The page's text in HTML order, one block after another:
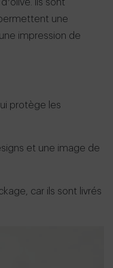
Ils sont
une
impression de
protège les
et une image de
car ils sont livrés